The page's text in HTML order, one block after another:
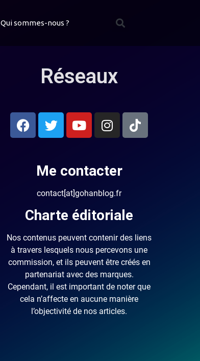
Qui sommes-nous ?
Réseaux
Me contacter
contact[at]gohanblog.fr
Charte éditoriale
Nos contenus peuvent contenir des liens
à travers lesquels nous percevons une
commission, et ils peuvent être créés en
partenariat avec des marques.
Cependant, il est important de noter que
cela n’affecte en aucune manière
l’objectivité de nos articles.